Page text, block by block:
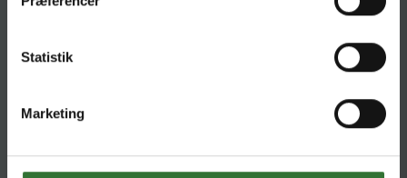
Statistik
Marketing
HQ: Theilgaards Torv 1
Impressum
Hans Folsgaard GmbH